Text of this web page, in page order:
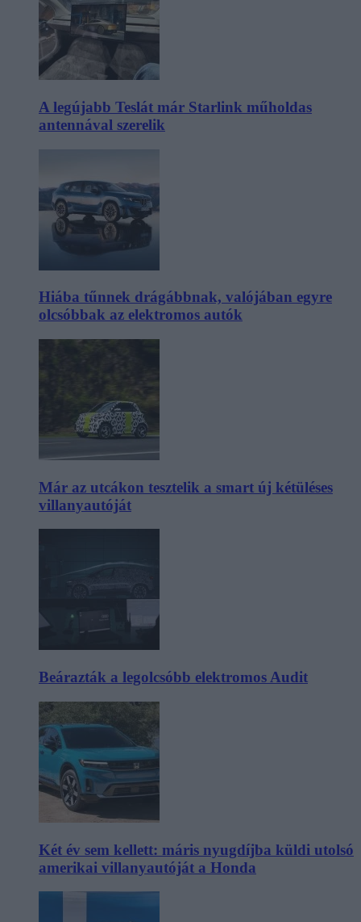
A legújabb Teslát már Starlink műholdas
antennával szerelik
Hiába tűnnek drágábbnak, valójában egyre
olcsóbbak az elektromos autók
Már az utcákon tesztelik a smart új kétüléses
villanyautóját
Beárazták a legolcsóbb elektromos Audit
Két év sem kellett: máris nyugdíjba küldi utolsó
amerikai villanyautóját a Honda